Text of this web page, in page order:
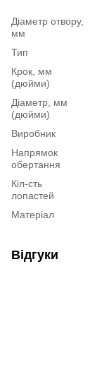
Діаметр отвору,
мм
Тип
Крок, мм
(дюйми)
Діаметр, мм
(дюйми)
Виробник
Напрямок
обертання
Кіл-сть
лопастей
Матеріал
Відгуки